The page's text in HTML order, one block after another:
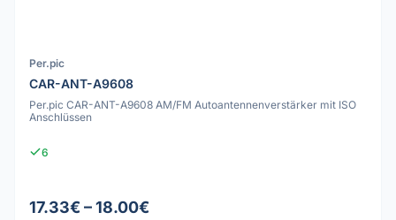
Per.pic
CAR-ANT-A9608
Per.pic CAR-ANT-A9608 AM/FM Autoantennenverstärker mit ISO
Anschlüssen
6
17.33€ – 18.00€